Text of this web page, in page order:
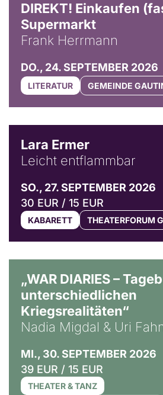
DIREKT! Einkaufen
Supermarkt
Frank Herrmann
DO., 24. SEPTEMBER 2026
LITERATUR GEMEINDE
Lara Ermer
Leicht entflammbar
SO., 27. SEPTEMBER 2026
30 EUR / 15 EUR
KABARETT THEATERFORUM
„WAR DIARIES –
unterschiedlichen
Kriegsrealitäten“
Nadia Migdal & Uri
MI., 30. SEPTEMBER 2026
39 EUR / 15 EUR
THEATER & TANZ